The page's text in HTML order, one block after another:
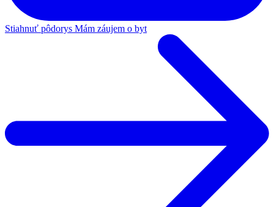
Stiahnuť pôdorys Mám záujem o byt